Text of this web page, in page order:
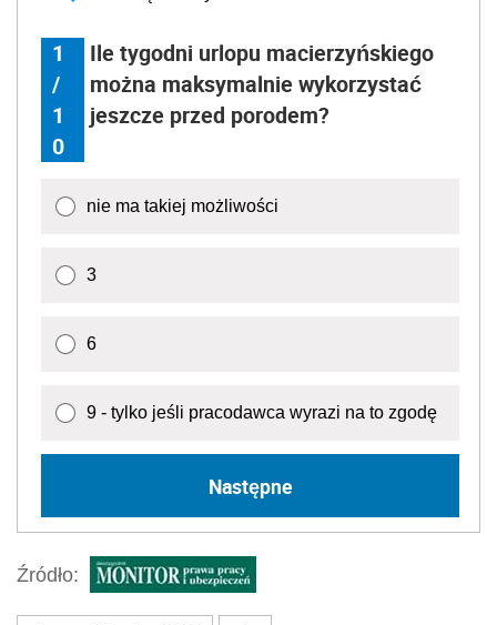
1
/
1
0
Ile tygodni urlopu macierzyńskiego
można maksymalnie wykorzystać
jeszcze przed porodem?
nie ma takiej możliwości
3
6
9 - tylko jeśli pracodawca wyrazi na to zgodę
Następne
Źródło: